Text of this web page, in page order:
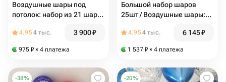
Воздушные шары под
потолок: набор из 21 шара /
4.954 тыс. 3 900₽
975 ₽ × 4 платежа
Большой набор шаров
25шт / Воздушные шары:
серебро, белый шарик /
4.954 тыс. 6 145₽
1 537 ₽ × 4 платежа
-38% -20%